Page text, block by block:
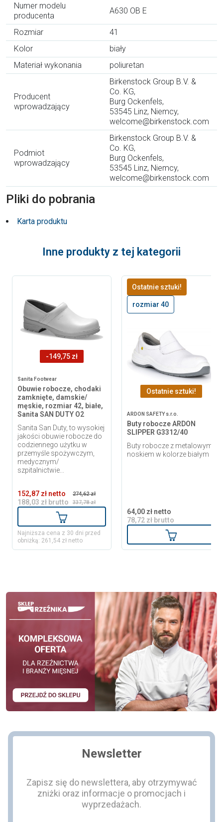
Numer modelu
producenta
A630 OB E
Rozmiar
41
Kolor
biały
Materiał wykonania
poliuretan
Producent
wprowadzający
Birkenstock Group B.V. &
Co. KG,
Burg Ockenfels,
53545 Linz, Niemcy,
welcome@birkenstock.com
Podmiot
wprowadzający
Birkenstock Group B.V. &
Co. KG,
Burg Ockenfels,
53545 Linz, Niemcy,
welcome@birkenstock.com
Pliki do pobrania
Karta produktu
Inne produkty z tej kategorii
-149,75 zł
Sanita Footwear
Obuwie robocze, chodaki
zamknięte, damskie/
męskie, rozmiar 42, białe,
Sanita SAN DUTY O2
Sanita San Duty, to wysokiej
jakości obuwie robocze do
codziennego użytku w
przemyśle spożywczym,
medycznym/
szpitalnictwie...
152,87 zł netto
188,03 zł brutto
274,62 zł
337,78 zł
Dodaj do koszyka
Najniższa cena z 30 dni przed
obniżką: 261,54 zł netto
Ostatnie sztuki!
rozmiar 40
Ostatnie sztuki!
ARDON SAFETY s.r.o.
Buty robocze ARDON
SLIPPER G3312/40
Buty robocze z metalowym
noskiem w kolorze białym
64,00 zł netto
78,72 zł brutto
Dodaj do
Newsletter
Zapisz się do newslettera, aby otrzymywać
zniżki oraz informacje o promocjach i
wyprzedażach.